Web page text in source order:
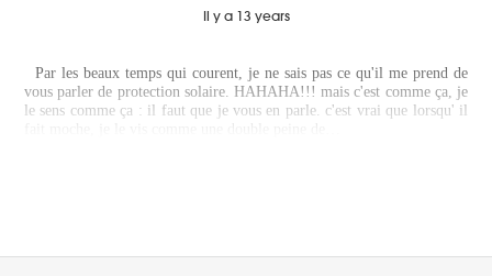
Il y a 13 years
Par les beaux temps qui courent, je ne sais pas ce qu'il me prend de
vous parler de protection solaire. HAHAHA!!! mais c'est comme ça, je
le sens comme ça : il faut que je vous en parle. c'est vrai que lorsqu' il